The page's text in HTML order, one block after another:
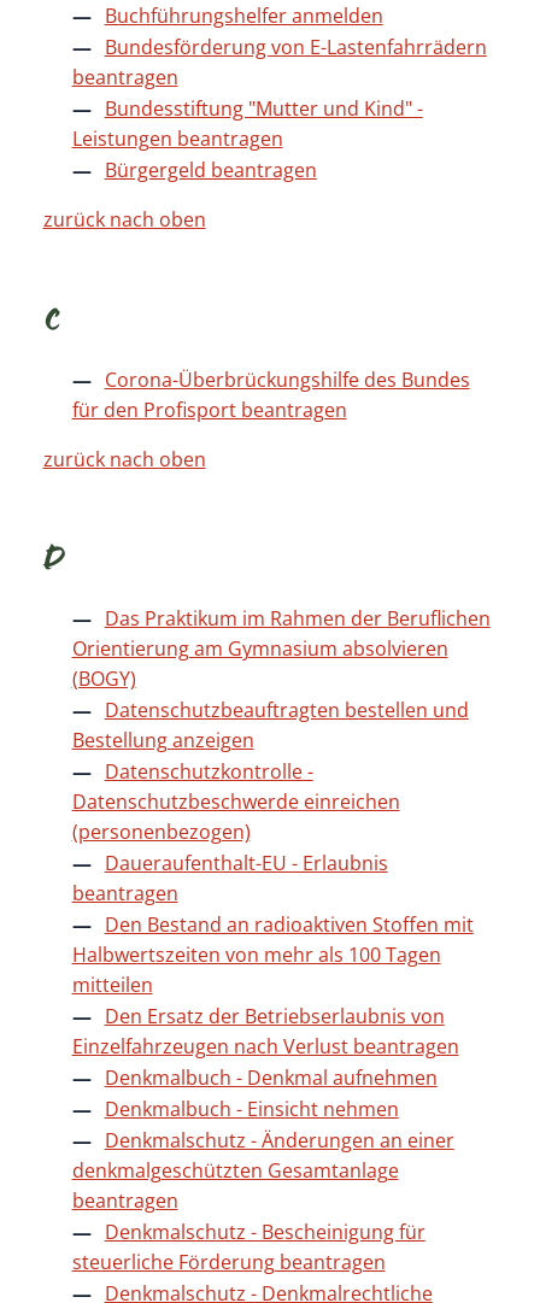
Buchführungshelfer anmelden
Bundesförderung von E-Lastenfahrrädern
beantragen
Bundesstiftung "Mutter und Kind" -
Leistungen beantragen
Bürgergeld beantragen
zurück nach oben
C
Corona-Überbrückungshilfe des Bundes
für den Profisport beantragen
zurück nach oben
D
Das Praktikum im Rahmen der Beruflichen
Orientierung am Gymnasium absolvieren
(BOGY)
Datenschutzbeauftragten bestellen und
Bestellung anzeigen
Datenschutzkontrolle -
Datenschutzbeschwerde einreichen
(personenbezogen)
Daueraufenthalt-EU - Erlaubnis
beantragen
Den Bestand an radioaktiven Stoffen mit
Halbwertszeiten von mehr als 100 Tagen
mitteilen
Den Ersatz der Betriebserlaubnis von
Einzelfahrzeugen nach Verlust beantragen
Denkmalbuch - Denkmal aufnehmen
Denkmalbuch - Einsicht nehmen
Denkmalschutz - Änderungen an einer
denkmalgeschützten Gesamtanlage
beantragen
Denkmalschutz - Bescheinigung für
steuerliche Förderung beantragen
Denkmalschutz - Denkmalrechtliche